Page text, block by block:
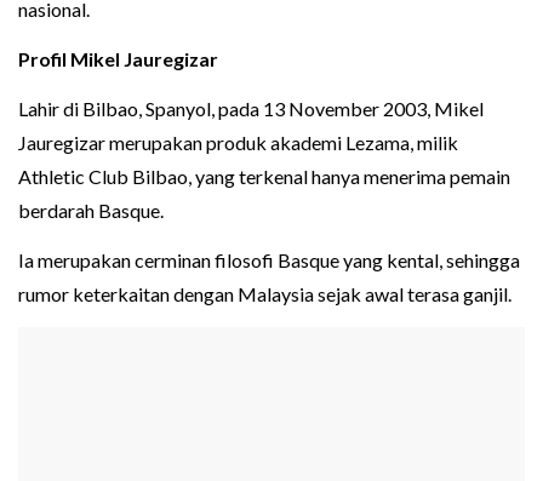
nasional.
Profil Mikel Jauregizar
Lahir di Bilbao, Spanyol, pada 13 November 2003, Mikel
Jauregizar merupakan produk akademi Lezama, milik
Athletic Club Bilbao, yang terkenal hanya menerima pemain
berdarah Basque.
Ia merupakan cerminan filosofi Basque yang kental, sehingga
rumor keterkaitan dengan Malaysia sejak awal terasa ganjil.